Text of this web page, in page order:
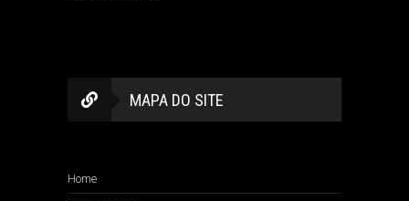
MAPA DO SITE
Home